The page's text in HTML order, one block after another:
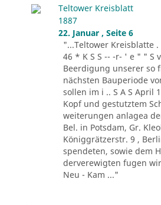
Teltower Kreisblatt
1887
22. Januar , Seite 6
"...Teltower Kreisblatte .
46 * K S S -- -r- ' e " " S
Beerdigung unserer so
nächsten Bauperiode
sollen im i .. S A S April
Kopf und gestutztem
weiterungen anlagea
Bel. in Potsdam, Gr.
Königgrätzerstr. 9 ,
spendeten, sowie dem
derverewigten fugen
Neu - Kam ..."